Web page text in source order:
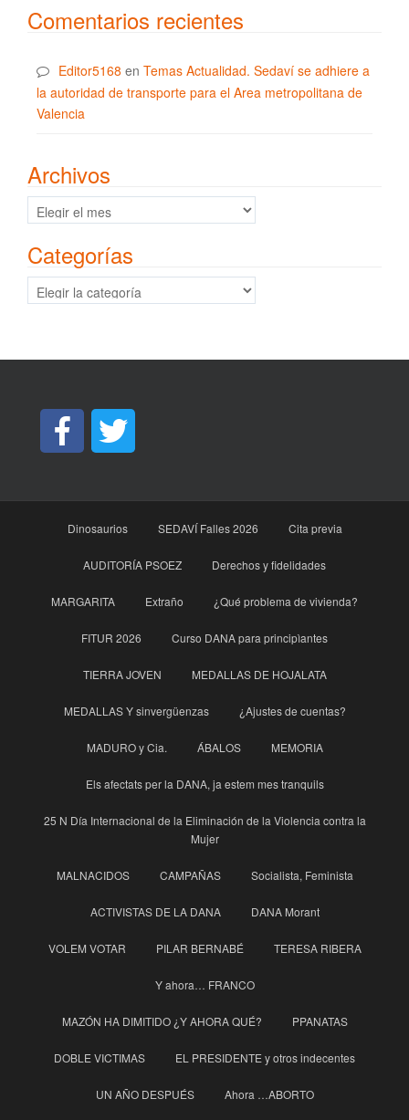
Comentarios recientes
Editor5168 en Temas Actualidad. Sedaví se adhiere a
la autoridad de transporte para el Area metropolitana de
Valencia
Archivos
Archivos
Categorías
Categorías
Dinosaurios SEDAVÍ Falles 2026 Cita previa
AUDITORÍA PSOEZ Derechos y fidelidades
MARGARITA Extraño ¿Qué problema de vivienda?
FITUR 2026 Curso DANA para principìantes
TIERRA JOVEN MEDALLAS DE HOJALATA
MEDALLAS Y sinvergüenzas ¿Ajustes de cuentas?
MADURO y Cia. ÁBALOS MEMORIA
Els afectats per la DANA, ja estem mes tranquils
25 N Día Internacional de la Eliminación de la Violencia contra la
Mujer
MALNACIDOS CAMPAÑAS Socialista, Feminista
ACTIVISTAS DE LA DANA DANA Morant
VOLEM VOTAR PILAR BERNABÉ TERESA RIBERA
Y ahora… FRANCO
MAZÓN HA DIMITIDO ¿Y AHORA QUÉ? PPANATAS
DOBLE VICTIMAS EL PRESIDENTE y otros indecentes
UN AÑO DESPUÉS Ahora …ABORTO